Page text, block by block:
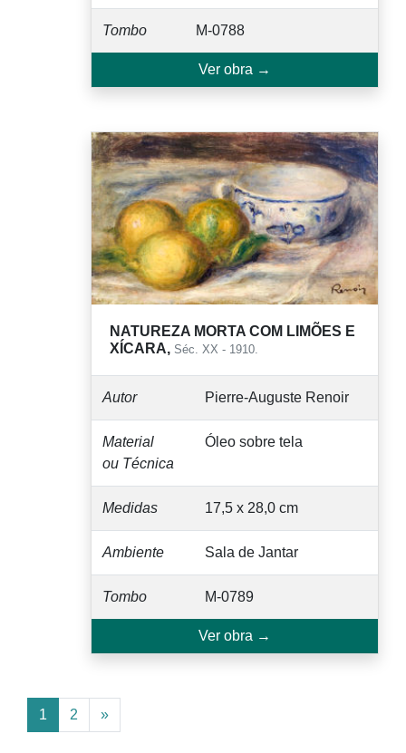
Tombo M-0788
Ver obra →
NATUREZA MORTA COM LIMÕES E
XÍCARA, Séc. XX - 1910.
Autor Pierre-Auguste Renoir
Material
ou Técnica
Óleo sobre tela
Medidas 17,5 x 28,0 cm
Ambiente Sala de Jantar
Tombo M-0789
Ver obra →
1 2 »